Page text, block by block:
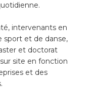
intervenants en
sport et de danse,
et doctorat
site en fonction
et des